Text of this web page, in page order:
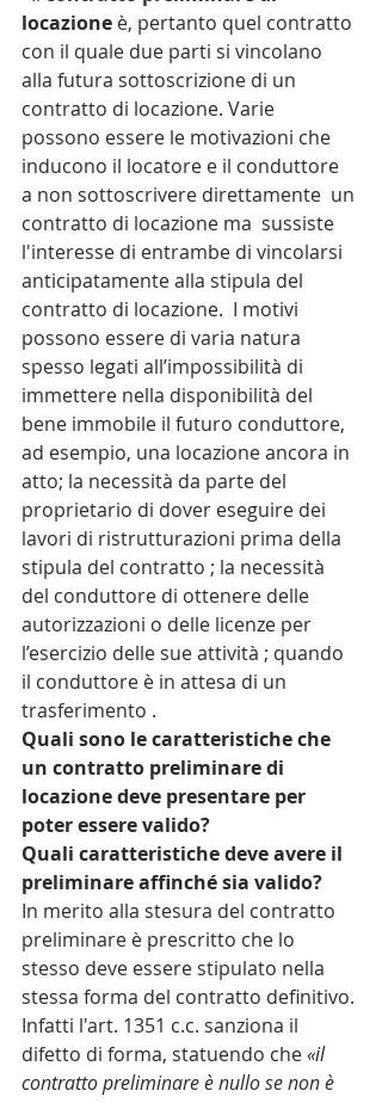
locazione è, pertanto quel contratto
con il quale due parti si vincolano
alla futura sottoscrizione di un
contratto di locazione. Varie
possono essere le motivazioni che
inducono il locatore e il conduttore
a non sottoscrivere direttamente  un
contratto di locazione ma  sussiste
l'interesse di entrambe di vincolarsi
anticipatamente alla stipula del
contratto di locazione.  I motivi
possono essere di varia natura
spesso legati all’impossibilità di
immettere nella disponibilità del
bene immobile il futuro conduttore,
ad esempio, una locazione ancora in
atto; la necessità da parte del
proprietario di dover eseguire dei
lavori di ristrutturazioni prima della
stipula del contratto ; la necessità
del conduttore di ottenere delle
autorizzazioni o delle licenze per
l’esercizio delle sue attività ; quando
il conduttore è in attesa di un
trasferimento .
Quali sono le caratteristiche che
un contratto preliminare di
locazione deve presentare per
poter essere valido?
Quali caratteristiche deve avere il
preliminare affinché sia valido?
In merito alla stesura del contratto
preliminare è prescritto che lo
stesso deve essere stipulato nella
stessa forma del contratto definitivo.
Infatti l'art. 1351 c.c. sanziona il
difetto di forma, statuendo che «il
contratto preliminare è nullo se non è